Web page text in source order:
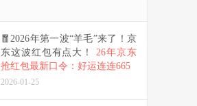
🧧2026年第一波“羊毛”来了！京
东这波红包有点大！ 26年京东
抢红包最新口令：好运连连665
2026-01-25